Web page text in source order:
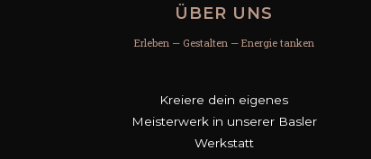
ÜBER UNS
Erleben — Gestalten — Energie tanken
Kreiere dein eigenes
Meisterwerk in unserer Basler
Werkstatt